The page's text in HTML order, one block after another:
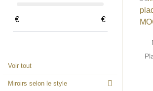
€ €
Voir tout
Miroirs selon le style